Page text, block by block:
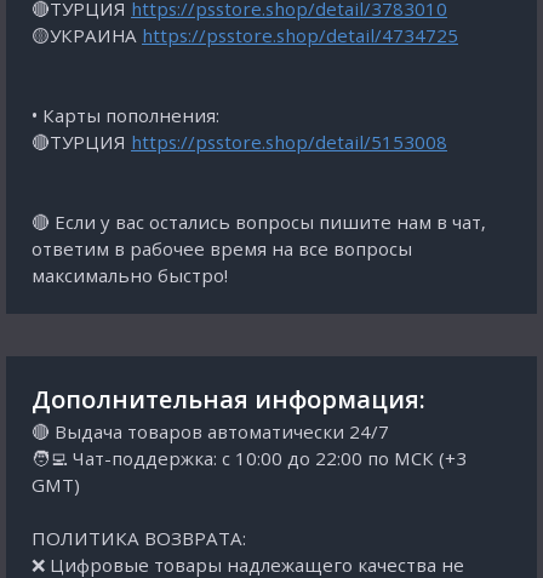
🔴ТУРЦИЯ https://psstore.shop/detail/3783010
🟡УКРАИНА https://psstore.shop/detail/4734725
• Карты пополнения:
🔴ТУРЦИЯ https://psstore.shop/detail/5153008
🔴 Если у вас остались вопросы пишите нам в чат,
ответим в рабочее время на все вопросы
максимально быстро!
Дополнительная информация:
🔴 Выдача товаров автоматически 24/7
🧑‍💻 Чат-поддержка: с 10:00 до 22:00 по МСК (+3
GMT)
ПОЛИТИКА ВОЗВРАТА:
❌ Цифровые товары надлежащего качества не